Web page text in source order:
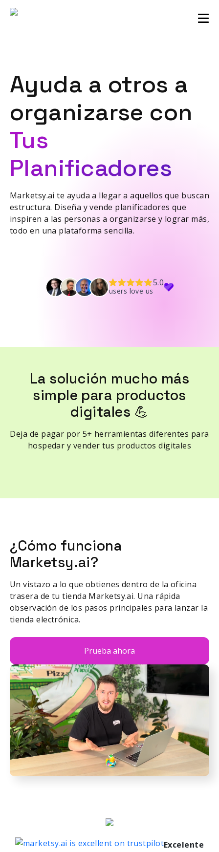
Ayuda a otros a
organizarse con
Tus
Planificadores
Marketsy.ai te ayuda a llegar a aquellos que buscan
estructura. Diseña y vende planificadores que
inspiren a las personas a organizarse y lograr más,
todo en una plataforma sencilla.
5.0
users love us
La solución mucho más
simple para productos
digitales 💪
Deja de pagar por 5+ herramientas diferentes para
hospedar y vender tus productos digitales
¿Cómo funciona
Marketsy.ai?
Un vistazo a lo que obtienes dentro de la oficina
trasera de tu tienda Marketsy.ai. Una rápida
observación de los pasos principales para lanzar la
tienda electrónica.
Prueba ahora
Excelente